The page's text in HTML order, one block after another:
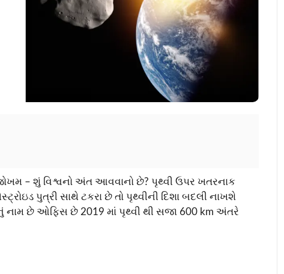
– શું વિશ્વનો અંત આવવાનો છે? પૃથ્વી ઉપર ખતરનાક
પુત્રી સાથે ટકરા છે તો પૃથ્વીની દિશા બદલી નાખશે
નામ છે ઓફિસ છે 2019 માં પૃથ્વી થી સજા 600 km અંતરે